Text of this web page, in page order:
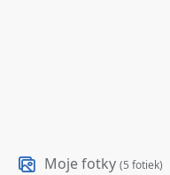
Moje fotky(5 fotiek)